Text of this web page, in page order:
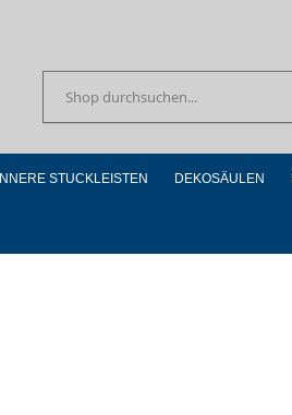
Suchen
INNERE STUCKLEISTEN DEKOSÄULEN